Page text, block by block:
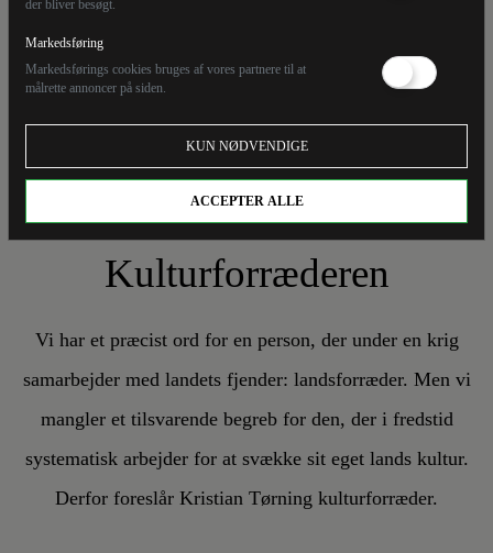
der bliver besøgt.
Markedsføring
Markedsførings cookies bruges af vores partnere til at
målrette annoncer på siden.
KUN NØDVENDIGE
ACCEPTER ALLE
KRISTIAN TØRNING
22/7/26
Kulturforræderen
Vi har et præcist ord for en person, der under en krig
samarbejder med landets fjender: landsforræder. Men vi
mangler et tilsvarende begreb for den, der i fredstid
systematisk arbejder for at svække sit eget lands kultur.
Derfor foreslår Kristian Tørning kulturforræder.